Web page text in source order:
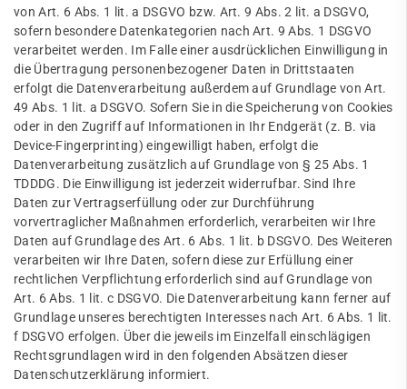
von Art. 6 Abs. 1 lit. a DSGVO bzw. Art. 9 Abs. 2 lit. a DSGVO,
sofern besondere Datenkategorien nach Art. 9 Abs. 1 DSGVO
verarbeitet werden. Im Falle einer ausdrücklichen Einwilligung in
die Übertragung personenbezogener Daten in Drittstaaten
erfolgt die Datenverarbeitung außerdem auf Grundlage von Art.
49 Abs. 1 lit. a DSGVO. Sofern Sie in die Speicherung von Cookies
oder in den Zugriff auf Informationen in Ihr Endgerät (z. B. via
Device-Fingerprinting) eingewilligt haben, erfolgt die
Datenverarbeitung zusätzlich auf Grundlage von § 25 Abs. 1
TDDDG. Die Einwilligung ist jederzeit widerrufbar. Sind Ihre
Daten zur Vertragserfüllung oder zur Durchführung
vorvertraglicher Maßnahmen erforderlich, verarbeiten wir Ihre
Daten auf Grundlage des Art. 6 Abs. 1 lit. b DSGVO. Des Weiteren
verarbeiten wir Ihre Daten, sofern diese zur Erfüllung einer
rechtlichen Verpflichtung erforderlich sind auf Grundlage von
Art. 6 Abs. 1 lit. c DSGVO. Die Datenverarbeitung kann ferner auf
Grundlage unseres berechtigten Interesses nach Art. 6 Abs. 1 lit.
f DSGVO erfolgen. Über die jeweils im Einzelfall einschlägigen
Rechtsgrundlagen wird in den folgenden Absätzen dieser
Datenschutzerklärung informiert.